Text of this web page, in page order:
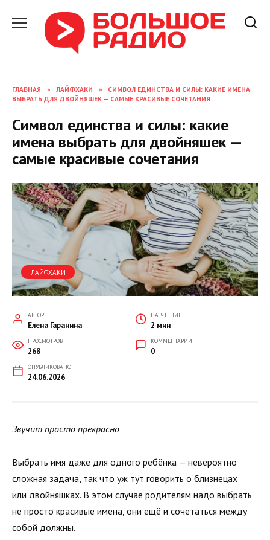
содержанию
ГЛАВНАЯ » ЛАЙФХАКИ »
СИМВОЛ ЕДИНСТВА И СИЛЫ: КАКИЕ ИМЕНА
ВЫБРАТЬ ДЛЯ ДВОЙНЯШЕК — САМЫЕ КРАСИВЫЕ СОЧЕТАНИЯ
Символ единства и силы: какие
имена выбрать для двойняшек —
самые красивые сочетания
ЛАЙФХАКИ
АВТОР
Елена Гаранина
НА ЧТЕНИЕ
2 мин
ПРОСМОТРОВ
268
КОММЕНТАРИИ
0
ОПУБЛИКОВАНО
24.06.2026
Звучит просто прекрасно
Выбрать имя даже для одного ребёнка — невероятно
сложная задача, так что уж тут говорить о близнецах
или двойняшках. В этом случае родителям надо выбрать
не просто красивые имена, они ещё и сочетаться между
собой должны.